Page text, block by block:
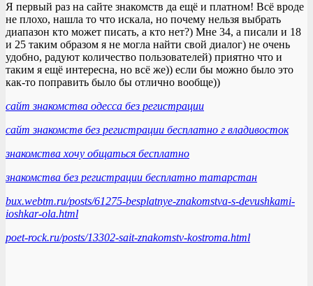
Я первый раз на сайте знакомств да ещё и платном! Всё вроде
не плохо, нашла то что искала, но почему нельзя выбрать
диапазон кто может писать, а кто нет?) Мне 34, а писали и 18
и 25 таким образом я не могла найти свой диалог) не очень
удобно, радуют количество пользователей) приятно что и
таким я ещё интересна, но всё же)) если бы можно было это
как-то поправить было бы отлично вообще))
сайт знакомства одесса без регистрации
сайт знакомств без регистрации бесплатно г владивосток
знакомства хочу общаться бесплатно
знакомства без регистрации бесплатно татарстан
bux.webtm.ru/posts/61275-besplatnye-znakomstva-s-devushkami-
ioshkar-ola.html
poet-rock.ru/posts/13302-sait-znakomstv-kostroma.html